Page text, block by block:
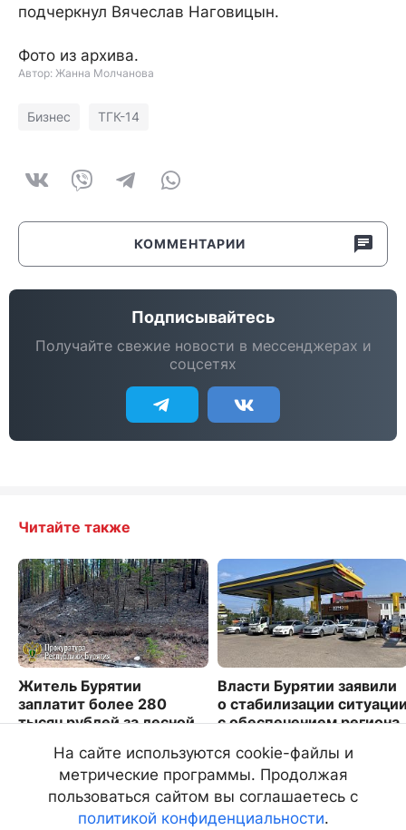
подчеркнул Вячеслав Наговицын.
Фото из архива.
Автор: Жанна Молчанова
Бизнес ТГК-14
КОММЕНТАРИИ
Подписывайтесь
Получайте свежие новости в мессенджерах и
соцсетях
Читайте также
Житель Бурятии
заплатит более 280
тысяч рублей за лесной
Власти Бурятии заявили
о стабилизации
с обеспечением региона
3726
На сайте используются cookie-файлы и
метрические программы. Продолжая
пользоваться сайтом вы соглашаетесь с
политикой конфиденциальности.